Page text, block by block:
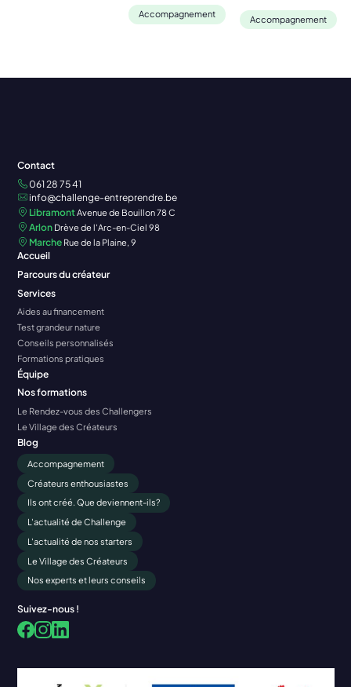
Accompagnement
Accompagnement
Contact
061 28 75 41
info@challenge-entreprendre.be
LibramontAvenue de Bouillon 78 C
Arlon Drève de l'Arc-en-Ciel 98
Marche Rue de la Plaine, 9
Accueil
Parcours du créateur
Services
Aides au financement
Test grandeur nature
Conseils personnalisés
Formations pratiques
Équipe
Nos formations
Le Rendez-vous des Challengers
Le Village des Créateurs
Blog
Accompagnement
Créateurs enthousiastes
Ils ont créé. Que deviennent-ils?
L'actualité de Challenge
L'actualité de nos starters
Le Village des Créateurs
Nos experts et leurs conseils
Suivez-nous !